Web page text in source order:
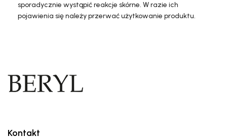
sporadycznie wystąpić reakcje skórne. W razie ich
pojawienia się należy przerwać użytkowanie produktu.
Kontakt